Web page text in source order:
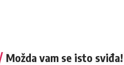
Možda vam se isto sviđa!